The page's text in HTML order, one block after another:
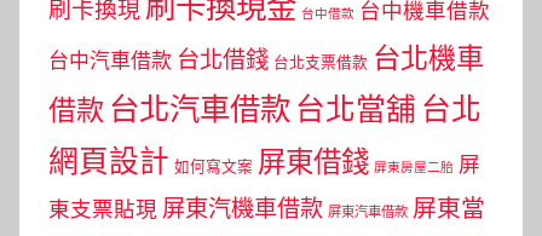
刷卡換現 台中借款 台中機車借款
台中汽車借款 台北借錢 台北支票借款 台北機車
借款 台北汽車借款 台北當舖 台北
網頁設計 如何寫文案 屏東借錢 屏東房屋二胎 屏
東支票貼現 屏東汽機車借款 屏東汽車借款 屏東當